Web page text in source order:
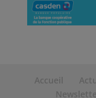
Accueil